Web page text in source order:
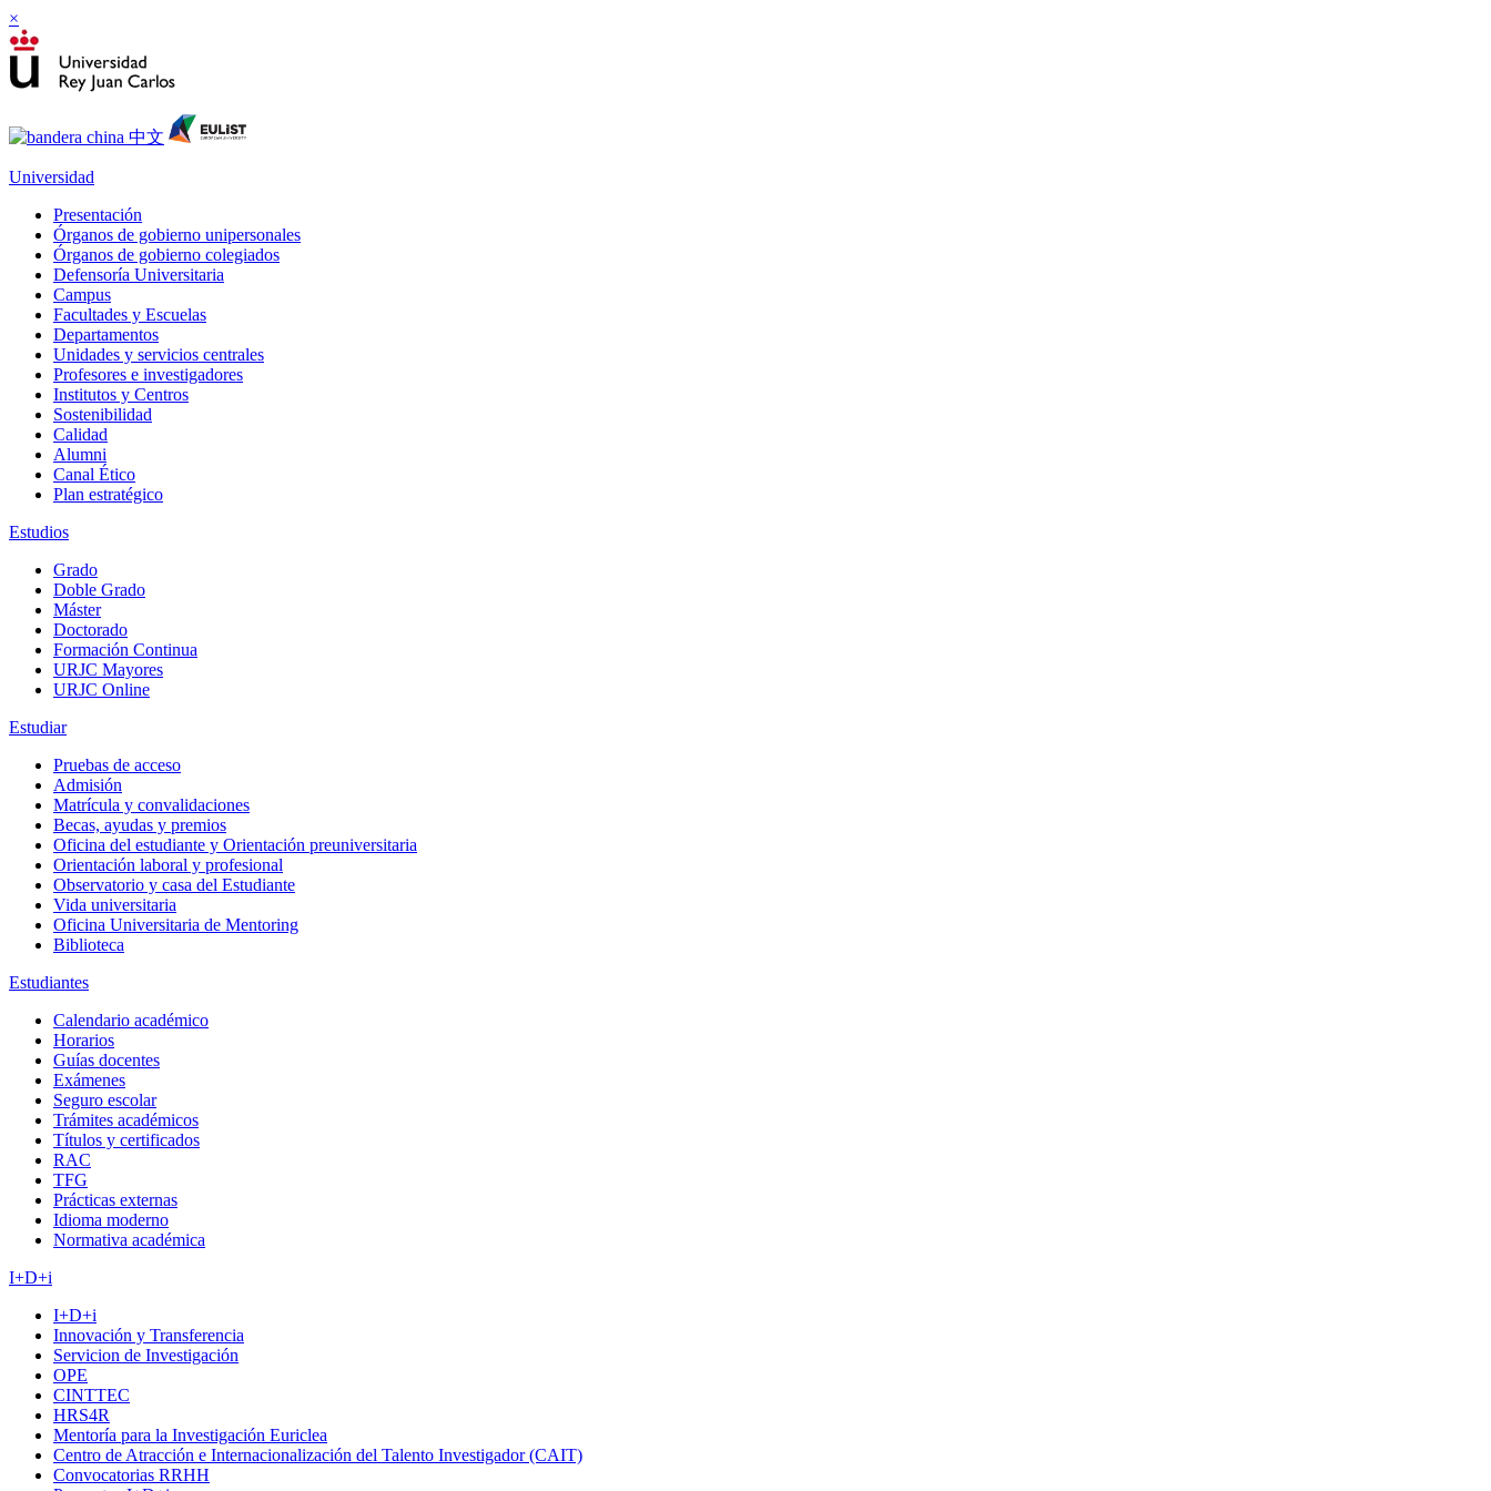
×
Universidad
Presentación
Órganos de gobierno unipersonales
Órganos de gobierno colegiados
Defensoría Universitaria
Campus
Facultades y Escuelas
Departamentos
Unidades y servicios centrales
Profesores e investigadores
Institutos y Centros
Sostenibilidad
Calidad
Alumni
Canal Ético
Plan estratégico
Estudios
Grado
Doble Grado
Máster
Doctorado
Formación Continua
URJC Mayores
URJC Online
Estudiar
Pruebas de acceso
Admisión
Matrícula y convalidaciones
Becas, ayudas y premios
Oficina del estudiante y Orientación preuniversitaria
Orientación laboral y profesional
Observatorio y casa del Estudiante
Vida universitaria
Oficina Universitaria de Mentoring
Biblioteca
Estudiantes
Calendario académico
Horarios
Guías docentes
Exámenes
Seguro escolar
Trámites académicos
Títulos y certificados
RAC
TFG
Prácticas externas
Idioma moderno
Normativa académica
I+D+i
I+D+i
Innovación y Transferencia
Servicion de Investigación
OPE
CINTTEC
HRS4R
Mentoría para la Investigación Euriclea
Centro de Atracción e Internacionalización del Talento Investigador (CAIT)
Convocatorias RRHH